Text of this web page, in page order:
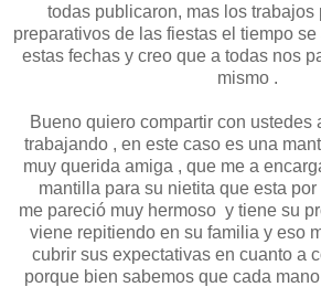
todas publicaron, mas los trabajos
preparativos de las fiestas el tiempo
estas fechas y creo que a todas nos
mismo .
Bueno quiero compartir con ustedes
trabajando , en este caso es una
muy querida amiga , que me a
mantilla para su nietita que esta
me pareció muy hermoso y tiene su
viene repitiendo en su familia y eso
cubrir sus expectativas en cuanto a
porque bien sabemos que cada